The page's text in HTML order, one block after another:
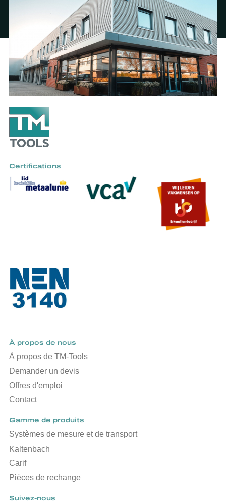
Certifications
À propos de nous
À propos de TM-Tools
Demander un devis
Offres d'emploi
Contact
Gamme de produits
Systèmes de mesure et de transport
Kaltenbach
Carif
Pièces de rechange
Suivez-nous